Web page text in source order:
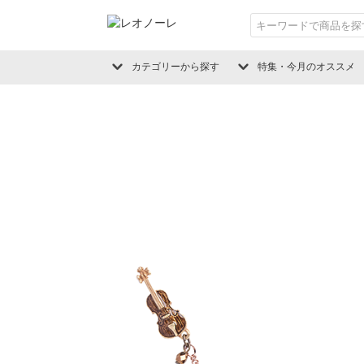
カテゴリーから探す 特集・今月のオススメ